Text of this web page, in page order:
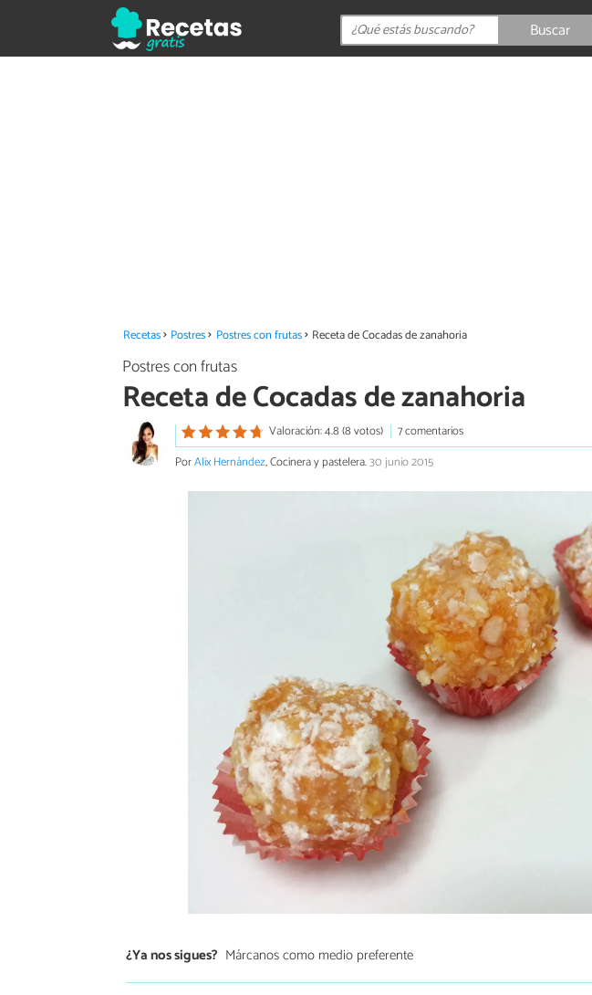
Buscar
Recetas Postres Postres con frutas Receta de Cocadas de zanahoria
Postres con frutas
Receta de Cocadas de zanahoria
Valoración: 4.8 (8 votos)
7 comentarios
PorAlix Hernández, Cocinera y pastelera.30 junio 2015
¿Ya nos sigues? Márcanos como medio preferente